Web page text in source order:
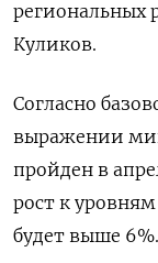
региональных
Куликов.
Согласно
выражении
пройден в
рост к
будет выше 6%.